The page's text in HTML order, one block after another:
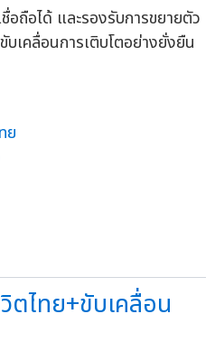
อถือได้ และรองรับการขยายตัว
เคลื่อนการเติบโตอย่างยั่งยืน
ย
ตไทย+ขับเคลื่อน